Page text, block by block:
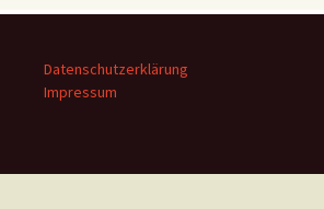
Datenschutzerklärung
Impressum